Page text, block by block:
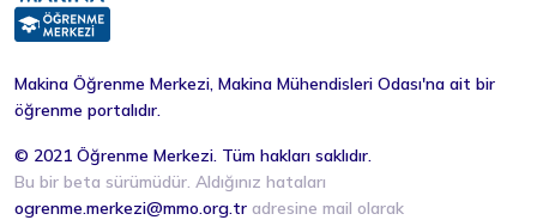
Kaynak
Malzeme
Otomotiv
Programlama
Patlamadan Korunma
Periyodik Kontrol
Makina Öğrenme Merkezi, Makina Mühendisleri Odası'na ait bir
öğrenme portalıdır.
© 2021 Öğrenme Merkezi. Tüm hakları saklıdır.
Bu bir beta sürümüdür. Aldığınız hataları
ogrenme.merkezi@mmo.org.tr adresine mail olarak